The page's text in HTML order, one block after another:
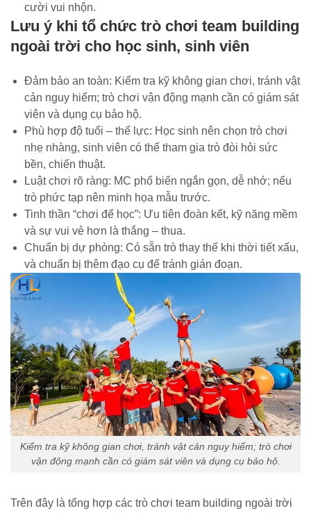
cười vui nhộn.
Lưu ý khi tổ chức trò chơi team building
ngoài trời cho học sinh, sinh viên
Đảm bảo an toàn: Kiểm tra kỹ không gian chơi, tránh vật
cản nguy hiểm; trò chơi vận động mạnh cần có giám sát
viên và dụng cụ bảo hộ.
Phù hợp độ tuổi – thể lực: Học sinh nên chọn trò chơi
nhẹ nhàng, sinh viên có thể tham gia trò đòi hỏi sức
bền, chiến thuật.
Luật chơi rõ ràng: MC phổ biến ngắn gọn, dễ nhớ; nếu
trò phức tạp nên minh họa mẫu trước.
Tinh thần “chơi để học”: Ưu tiên đoàn kết, kỹ năng mềm
và sự vui vẻ hơn là thắng – thua.
Chuẩn bị dự phòng: Có sẵn trò thay thế khi thời tiết xấu,
và chuẩn bị thêm đạo cụ để tránh gián đoạn.
Kiểm tra kỹ không gian chơi, tránh vật cản nguy hiểm; trò chơi
vận động mạnh cần có giám sát viên và dụng cụ bảo hộ.
Trên đây là tổng hợp các trò chơi team building ngoài trời